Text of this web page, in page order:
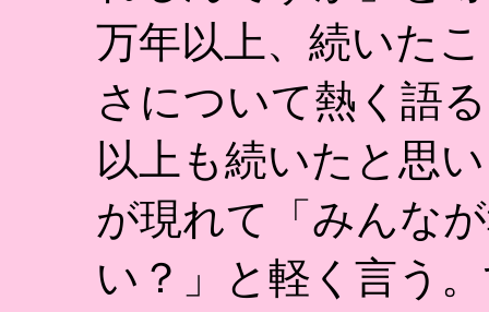
万年以上、続いた
さについて熱く語
以上も続いたと思
が現れて「みんな
い？」と軽く言う